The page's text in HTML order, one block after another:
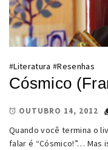
#Literatura #Resenhas
Cósmico
OUTUBRO 14, 2012
Quando você termina o
falar é “Cósmico!”… Mas